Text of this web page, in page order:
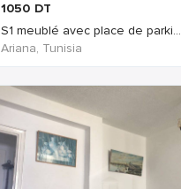
1050 DT
S1 meublé avec place de parki...
Ariana, Tunisia